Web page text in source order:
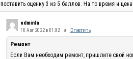
поставить оценку 3 из 5 баллов. На то время и
adminla
10 Авг 2022 в 01:02 # Ответить
Ремонт
Если Вам необходим ремонт, пришлите свой